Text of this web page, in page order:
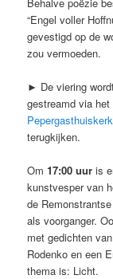
“Engel voller
gevestigd op de
zou vermoeden.
► De viering
gestreamd via het
Pepergasthuiskerk
terugkijken.
Om17:00 uur is
kunstvesper van
de
als voorganger.
met gedichten
Rodenko en een
thema is: Licht.